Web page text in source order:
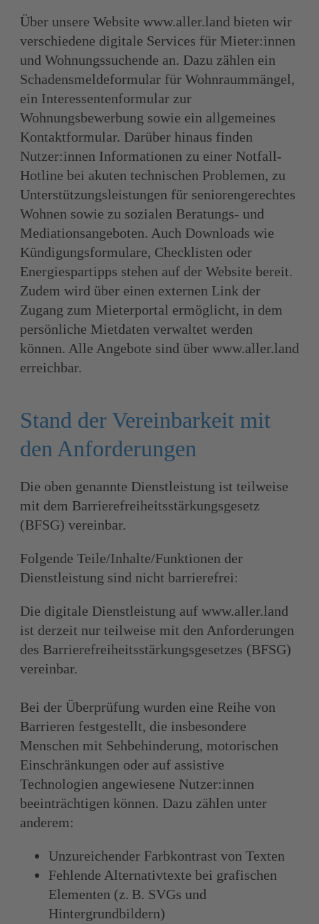
Über unsere Website www.aller.land bieten wir
verschiedene digitale Services für Mieter:innen
und Wohnungssuchende an. Dazu zählen ein
Schadensmeldeformular für Wohnraummängel,
ein Interessentenformular zur
Wohnungsbewerbung sowie ein allgemeines
Kontaktformular. Darüber hinaus finden
Nutzer:innen Informationen zu einer Notfall-
Hotline bei akuten technischen Problemen, zu
Unterstützungsleistungen für seniorengerechtes
Wohnen sowie zu sozialen Beratungs- und
Mediationsangeboten. Auch Downloads wie
Kündigungsformulare, Checklisten oder
Energiespartipps stehen auf der Website bereit.
Zudem wird über einen externen Link der
Zugang zum Mieterportal ermöglicht, in dem
persönliche Mietdaten verwaltet werden
können. Alle Angebote sind über www.aller.land
erreichbar.
Stand der Vereinbarkeit mit
den Anforderungen
Die oben genannte Dienstleistung ist teilweise
mit dem Barrierefreiheitsstärkungsgesetz
(BFSG) vereinbar.
Folgende Teile/Inhalte/Funktionen der
Dienstleistung sind nicht barrierefrei:
Die digitale Dienstleistung auf www.aller.land
ist derzeit nur teilweise mit den Anforderungen
des Barrierefreiheitsstärkungsgesetzes (BFSG)
vereinbar.
Bei der Überprüfung wurden eine Reihe von
Barrieren festgestellt, die insbesondere
Menschen mit Sehbehinderung, motorischen
Einschränkungen oder auf assistive
Technologien angewiesene Nutzer:innen
beeinträchtigen können. Dazu zählen unter
anderem:
Unzureichender Farbkontrast von Texten
Fehlende Alternativtexte bei grafischen
Elementen (z. B. SVGs und
Hintergrundbildern)